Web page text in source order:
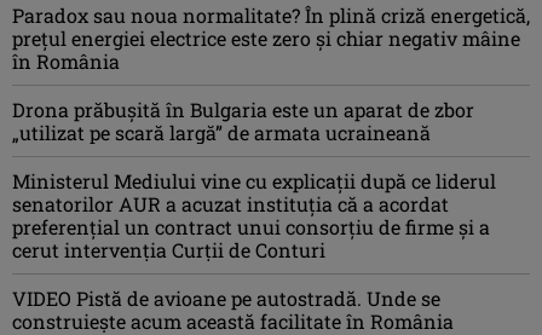
Paradox sau noua normalitate? În plină criză energetică,
prețul energiei electrice este zero și chiar negativ mâine
în România
Drona prăbuşită în Bulgaria este un aparat de zbor
„utilizat pe scară largă” de armata ucraineană
Ministerul Mediului vine cu explicații după ce liderul
senatorilor AUR a acuzat instituția că a acordat
preferențial un contract unui consorțiu de firme și a
cerut intervenția Curții de Conturi
VIDEO Pistă de avioane pe autostradă. Unde se
construiește acum această facilitate în România